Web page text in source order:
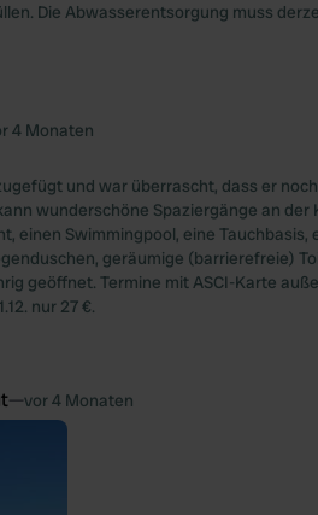
Die Abwasserentsorgung muss
4 Monaten
und war überrascht, dass er
wunderschöne Spaziergänge an der
einen Swimmingpool, eine Tauchbasis,
geräumige (barrierefreie)
geöffnet. Termine mit ASCI-Karte
nur 27 €.
—vor 4 Monaten